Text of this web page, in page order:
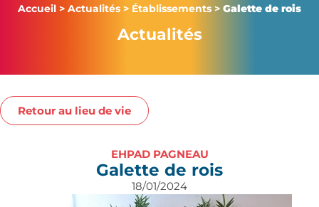
Accueil > Actualités > Établissements > Galette de rois
Actualités
Retour au lieu de vie
EHPAD PAGNEAU
Galette de rois
18/01/2024